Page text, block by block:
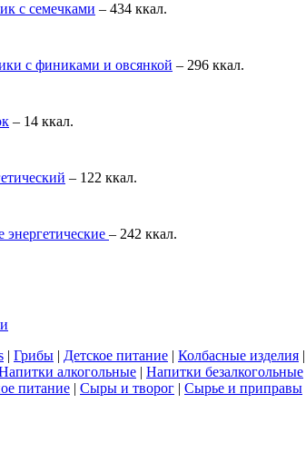
с семечками – 434 ккал.
с финиками и овсянкой – 296 ккал.
– 14 ккал.
– 122 ккал.
– 242 ккал.
| Грибы | Детское питание | Колбасные изделия |
алкогольные | Напитки безалкогольные
питание | Сыры и творог | Сырье и приправы